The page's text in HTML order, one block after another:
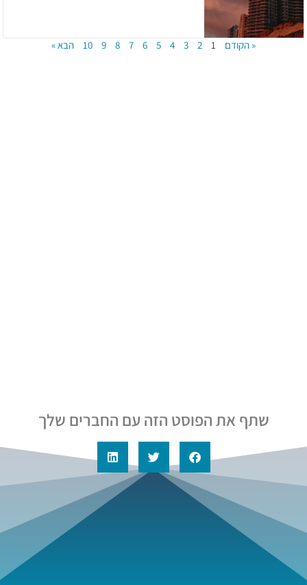
« הקודם 1
2
3
4
5
6
7
8
9
10 הבא »
שתף את הפוסט הזה עם החברים שלך